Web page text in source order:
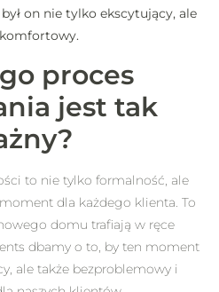
on nie tylko ekscytujący, ale
proces
jest tak
to nie tylko formalność, ale
dla każdego klienta. To
domu trafiają w ręce
dbamy o to, by ten moment
ale także bezproblemowy i